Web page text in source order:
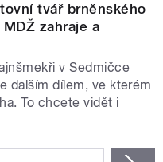
tvář brněnského
zahraje a
v Sedmičce
dalším dílem, ve kterém
To chcete vidět i